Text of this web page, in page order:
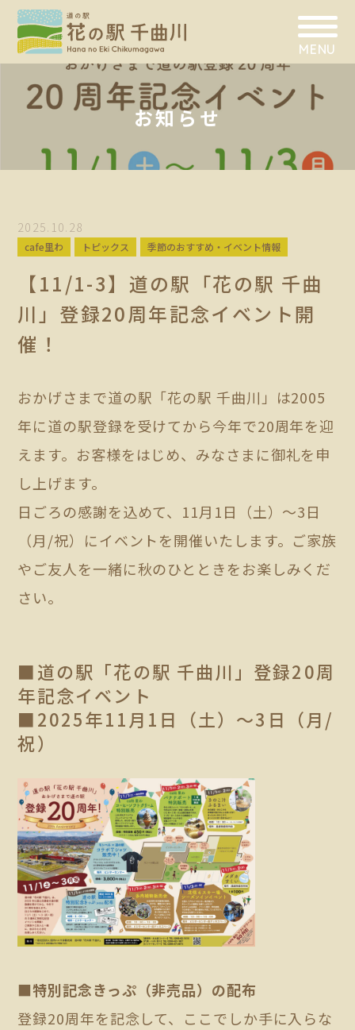
MENU
お知らせ
2025.10.28
cafe里わ トピックス 季節のおすすめ・イベント情報
【11/1-3】道の駅「花の駅 千曲
川」登録20周年記念イベント開
催！
おかげさまで道の駅「花の駅 千曲川」は2005
年に道の駅登録を受けてから今年で20周年を迎
えます。お客様をはじめ、みなさまに御礼を申
し上げます。
日ごろの感謝を込めて、11月1日（土）～3日
（月/祝）にイベントを開催いたします。ご家族
やご友人を一緒に秋のひとときをお楽しみくだ
さい。
■道の駅「花の駅 千曲川」登録20周
年記念イベント
■2025年11月1日（土）～3日（月/
祝）
■特別記念きっぷ（非売品）の配布
登録20周年を記念して、ここでしか手に入らな